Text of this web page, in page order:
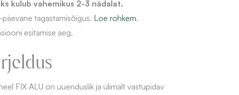
kulub vahemikus 2-3 nädalat.
päevane tagastamisõigus. Loe rohkem.
esitamise aeg.
FIX ALU on uuenduslik ja ülimalt vastupidav